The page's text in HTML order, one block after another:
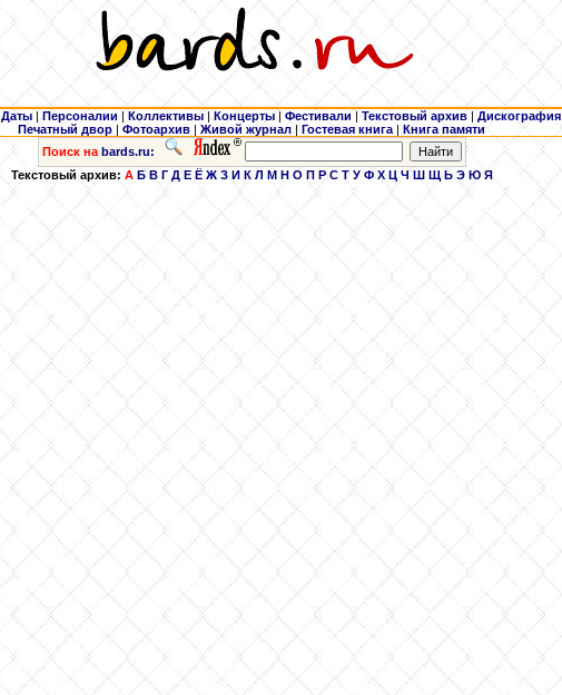
Даты | Персоналии | Коллективы | Концерты | Фестивали | Текстовый архив | Дискография
Печатный двор | Фотоархив | Живой журнал | Гостевая книга | Книга памяти
Поиск на bards.ru:
Текстовый архив: А Б В Г Д Е Ё Ж З И К Л М Н О П Р С Т У Ф Х Ц Ч Ш Щ Ь Э Ю Я